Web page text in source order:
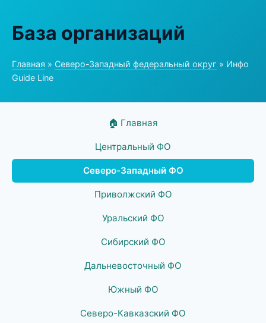
База организаций
Главная » Северо-Западный федеральный округ » Инфо
Guide Line
🏠 Главная
Центральный ФО
Северо-Западный ФО
Приволжский ФО
Уральский ФО
Сибирский ФО
Дальневосточный ФО
Южный ФО
Северо-Кавказский ФО